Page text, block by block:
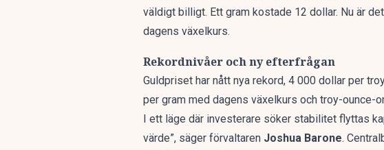
väldigt billigt. Ett gram kostade 12 dollar. Nu är
dagens växelkurs.
Rekordnivåer och ny efterfrågan
Guldpriset har nått nya rekord, 4 000 dollar per
per gram med dagens växelkurs och troy-ounce-
I ett läge där investerare söker stabilitet flyttas
värde”, säger förvaltaren Joshua Barone.